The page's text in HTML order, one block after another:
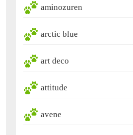
aminozuren
arctic blue
art deco
attitude
avene